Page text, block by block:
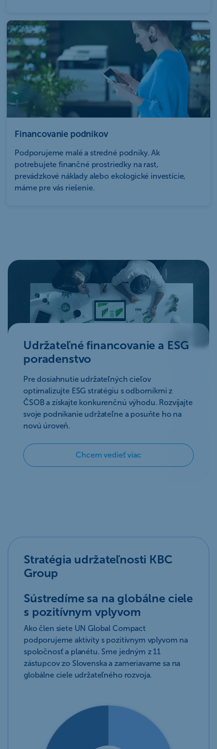
Financovanie podnikov
Podporujeme malé a stredné podniky. Ak
potrebujete finančné prostriedky na rast,
prevádzkové náklady alebo ekologické investície,
máme pre vás riešenie.
Udržateľné financovanie a ESG
poradenstvo
Pre dosiahnutie udržateľných cieľov
optimalizujte ESG stratégiu s odborníkmi z
ČSOB a získajte konkurenčnú výhodu. Rozvíjajte
svoje podnikanie udržateľne a posuňte ho na
novú úroveň.
Chcem vedieť viac
Stratégia udržateľnosti KBC
Group
Sústredíme sa na globálne ciele
s pozitívnym vplyvom
Ako člen siete UN Global Compact
podporujeme aktivity s pozitívnym vplyvom na
spoločnosť a planétu. Sme jedným z 11
zástupcov zo Slovenska a zameriavame sa na
globálne ciele udržateľného rozvoja.